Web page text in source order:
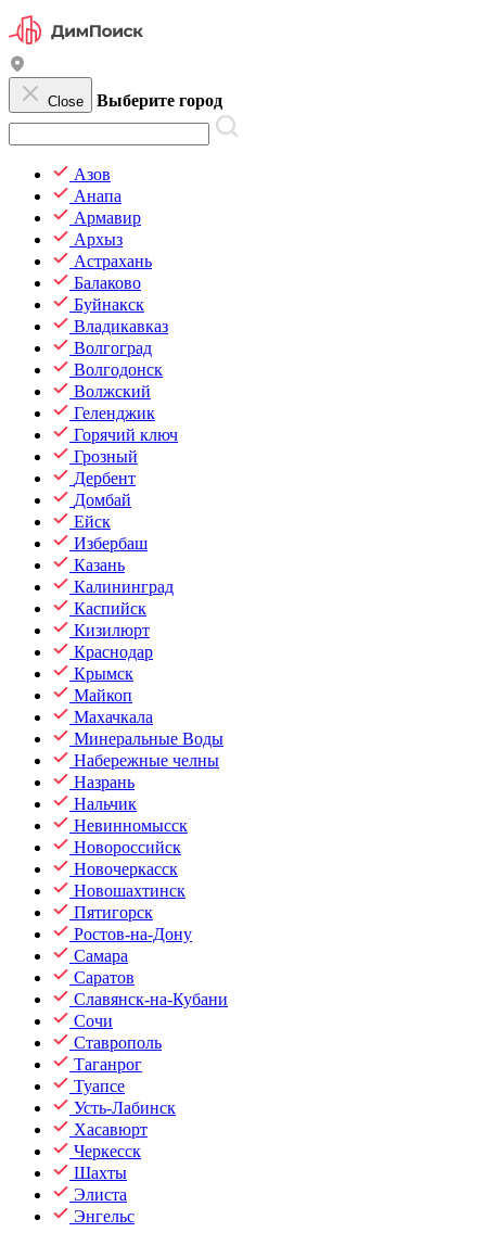
Close Выберите город
Азов
Анапа
Армавир
Архыз
Астрахань
Балаково
Буйнакск
Владикавказ
Волгоград
Волгодонск
Волжский
Геленджик
Горячий ключ
Грозный
Дербент
Домбай
Ейск
Избербаш
Казань
Калининград
Каспийск
Кизилюрт
Краснодар
Крымск
Майкоп
Махачкала
Минеральные Воды
Набережные челны
Назрань
Нальчик
Невинномысск
Новороссийск
Новочеркасск
Новошахтинск
Пятигорск
Ростов-на-Дону
Самара
Саратов
Славянск-на-Кубани
Сочи
Ставрополь
Таганрог
Туапсе
Усть-Лабинск
Хасавюрт
Черкесск
Шахты
Элиста
Энгельс